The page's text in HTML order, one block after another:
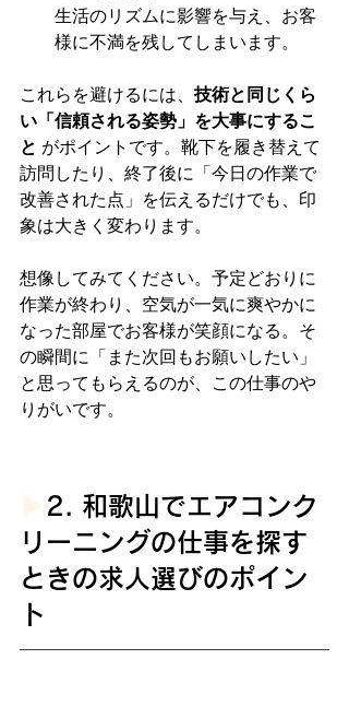
生活のリズムに影響を与え、お客
様に不満を残してしまいます。
これらを避けるには、 技術と同じくら
い「信頼される姿勢」を大事にするこ
と がポイントです。靴下を履き替えて
訪問したり、終了後に「今日の作業で
改善された点」を伝えるだけでも、印
象は大きく変わります。
想像してみてください。予定どおりに
作業が終わり、空気が一気に爽やかに
なった部屋でお客様が笑顔になる。そ
の瞬間に「また次回もお願いしたい」
と思ってもらえるのが、この仕事のや
りがいです。
▶︎ 2. 和歌山でエアコンク
リーニングの仕事を探す
ときの求人選びのポイン
ト